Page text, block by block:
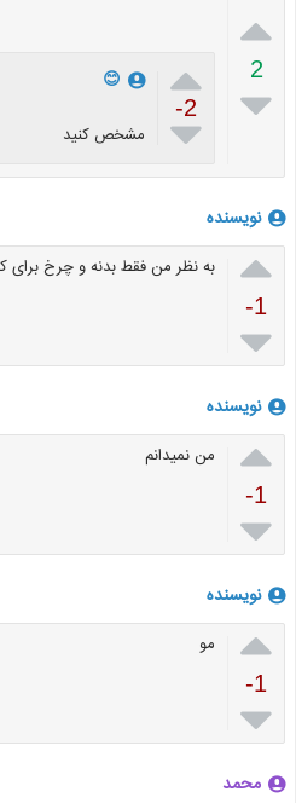

2


-2

😊
مشخص کنید
نویسنده

-1

به نظر من فقط بدنه و چرخ برای
نویسنده

-1

من نمیدانم
نویسنده

-1

مو
محمد